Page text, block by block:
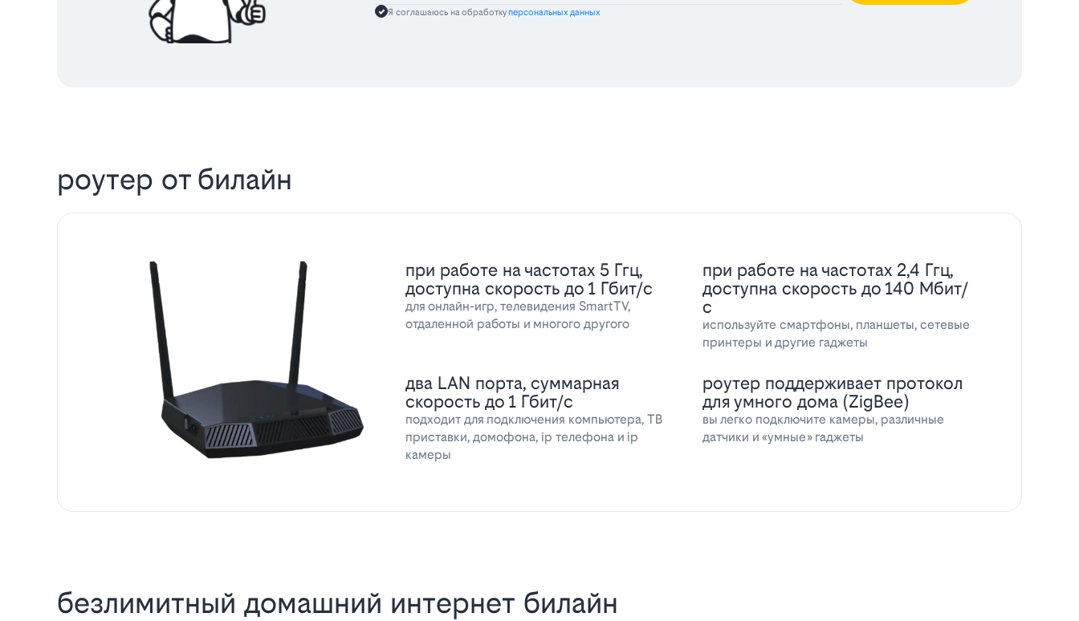
Я соглашаюсь на обработкуперсональных данных
роутер от билайн
при работе на частотах 5 Ггц,
доступна скорость до 1 Гбит/с
для онлайн-игр, телевидения SmartTV,
отдаленной работы и многого другого
при работе на частотах 2,4 Ггц,
доступна скорость до 140 Мбит/
с
используйте смартфоны, планшеты, сетевые
принтеры и другие гаджеты
два LAN порта, суммарная
скорость до 1 Гбит/с
подходит для подключения компьютера, ТВ
приставки, домофона, ip телефона и ip
камеры
роутер поддерживает протокол
для умного дома (ZigBee)
вы легко подключите камеры, различные
датчики и «умные» гаджеты
безлимитный домашний интернет билайн